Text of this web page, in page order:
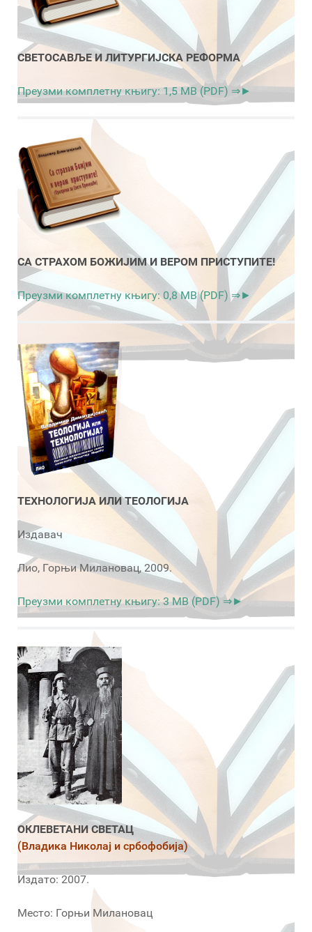
СВЕТОСАВЉЕ И ЛИТУРГИЈСКА РЕФОРМА
Преузми комплетну књигу: 1,5 MB (PDF) ⇒►
СА СТРАХОМ БОЖИЈИМ И ВЕРОМ ПРИСТУПИТЕ!
Преузми комплетну књигу: 0,8 MB (PDF) ⇒►
ТЕХНОЛОГИЈА ИЛИ ТЕОЛОГИЈА
Издавач
Лио, Горњи Милановац, 2009.
Преузми комплетну књигу: 3 MB (PDF) ⇒►
ОКЛЕВЕТАНИ СВЕТАЦ
(Владика Николај и србофобија)
Издато: 2007.
Место: Горњи Милановац